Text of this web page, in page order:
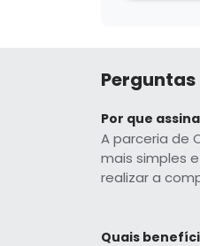
Perguntas
Por que
A parceria de
mais simples
realizar a
Quais